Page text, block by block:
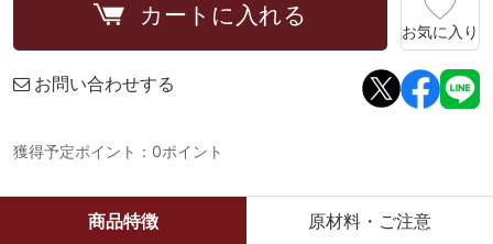
カートに入れる
お気に入り
お問い合わせする
獲得予定ポイント：0ポイント
商品特徴 原材料・ご注意